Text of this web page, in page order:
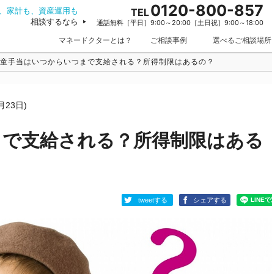
家計も、資産運用も
相談するなら
TEL0120-800-857
通話無料［平日］9:00～20:00［土日祝］9:00～18:00
マネードクターとは？ ご相談事例 選べるご相談場所
手当はいつからいつまで支給される？所得制限はあるの？
23日)
支給される？所得制限はある
tweetする シェアする